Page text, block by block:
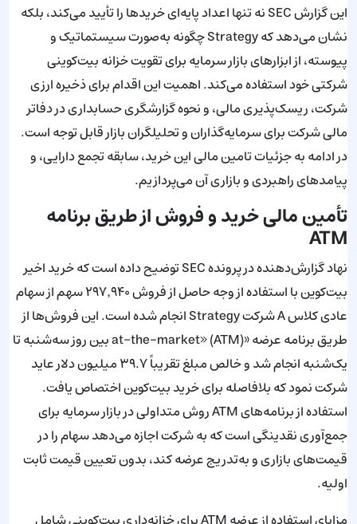
این گزارش SEC نه تنها اعداد پایه‌ای خریدها را تأیید می‌کند، بلکه
نشان می‌دهد که Strategy چگونه به‌صورت سیستماتیک و
پیوسته، از ابزارهای بازار سرمایه برای تقویت خزانه بیت‌کوینی
شرکتی خود استفاده می‌کند. اهمیت این اقدام برای ذخیره ارزی
شرکت، ریسک‌پذیری مالی، و نحوه گزارشگری حسابداری در دفاتر
مالی شرکت برای سرمایه‌گذاران و تحلیلگران بازار قابل توجه است.
در ادامه به جزئیات تامین مالی این خرید، سابقه تجمع دارایی، و
پیامدهای راهبردی و بازاری آن می‌پردازیم.
تأمین مالی خرید و فروش از طریق برنامه
ATM
نهاد گزارش‌دهنده در پرونده SEC توضیح داده است که خرید اخیر
بیت‌کوین با استفاده از وجه حاصل از فروش ۲۹۷٬۹۴۰ سهم از سهام
عادی کلاس A شرکت Strategy انجام شده است. این فروش‌ها از
طریق برنامه عرضه «at-the-market» (ATM) بین روز سه‌شنبه تا
یک‌شنبه انجام شد و خالص مبلغ تقریباً ۳۹.۷ میلیون دلار عاید
شرکت نمود که بلافاصله برای خرید بیت‌کوین اختصاص یافت.
استفاده از برنامه‌های ATM روش متداولی در بازار سرمایه برای
جمع‌آوری نقدینگی است که به شرکت اجازه می‌دهد سهام را در
قیمت‌های بازاری و به‌تدریج عرضه کند، بدون تعیین قیمت ثابت
اولیه.